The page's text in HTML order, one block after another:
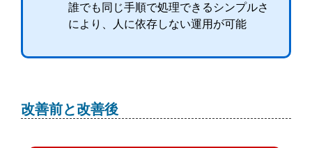
誰でも同じ手順で処理できるシンプルさ
により、人に依存しない運用が可能
改善前と改善後